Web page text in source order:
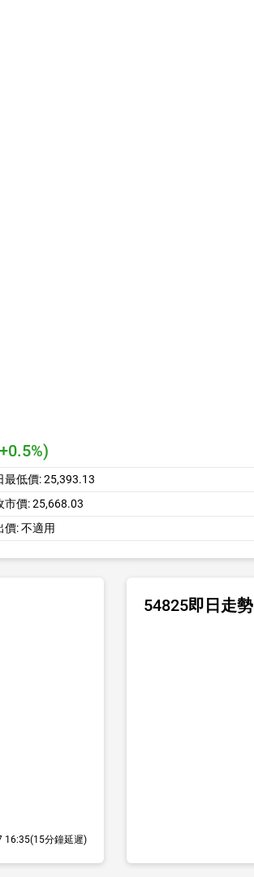
最低價:25,393.13
市價:25,668.03
價:不適用
16:35(15分鐘延遲)
54825即日走勢